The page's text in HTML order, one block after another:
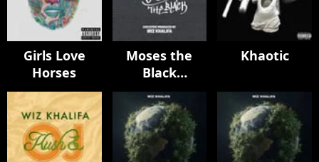
Girls Love
Horses
Moses the
Black
Soundtrack
Khaotic